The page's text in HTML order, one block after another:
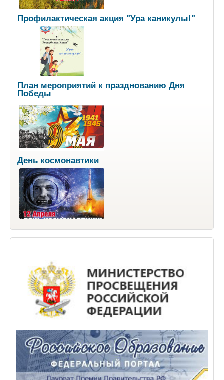
Профилактическая акция "Ура каникулы!"
План мероприятий к празднованию Дня
Победы
День космонавтики